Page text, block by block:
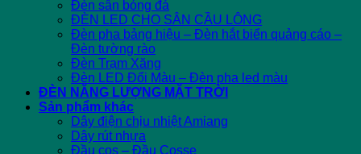
Đèn sân bóng đá
ĐÈN LED CHO SÂN CẦU LÔNG
Đèn pha bảng hiệu – Đèn hắt biển quảng cáo –
Đèn tường rào
Đèn Trạm Xăng
Đèn LED Đổi Màu – Đèn pha led màu
ĐÈN NĂNG LƯỢNG MẶT TRỜI
Sản phẩm khác
Dây điện chịu nhiệt Amiang
Dây rút nhựa
Đầu cos – Đầu Cosse